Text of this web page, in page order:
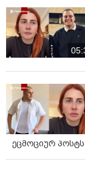
ეცმოციურ